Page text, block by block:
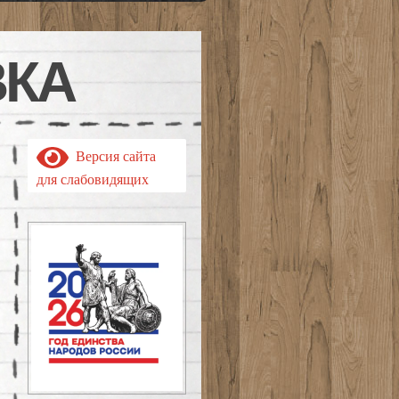
Версия сайта
для слабовидящих